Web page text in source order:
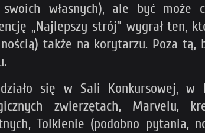
własnych), ale być może
„Najlepszy strój” wygrał ten,
także na korytarzu. Poza tą,
się w Sali Konkursowej,
zwierzętach, Marvelu,
Tolkienie (podobno pytania,